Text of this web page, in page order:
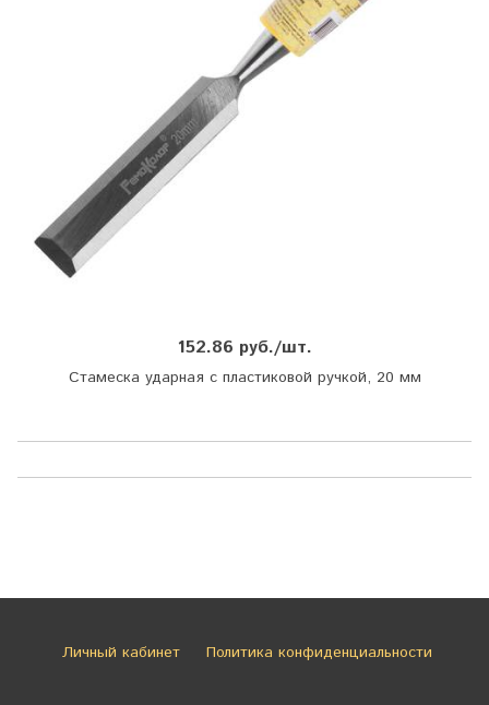
152.86 руб./шт.
Стамеска ударная с пластиковой ручкой, 20 мм
Личный кабинет Политика конфиденциальности